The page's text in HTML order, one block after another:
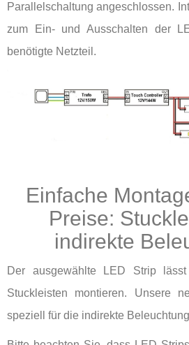
Parallelschaltung angeschlossen.
zum Ein- und Ausschalten der
benötigte Netzteil.
Einfache
Preise:
indirekte
Der ausgewählte LED Strip
Stuckleisten montieren. Unsere
speziell für die indirekte